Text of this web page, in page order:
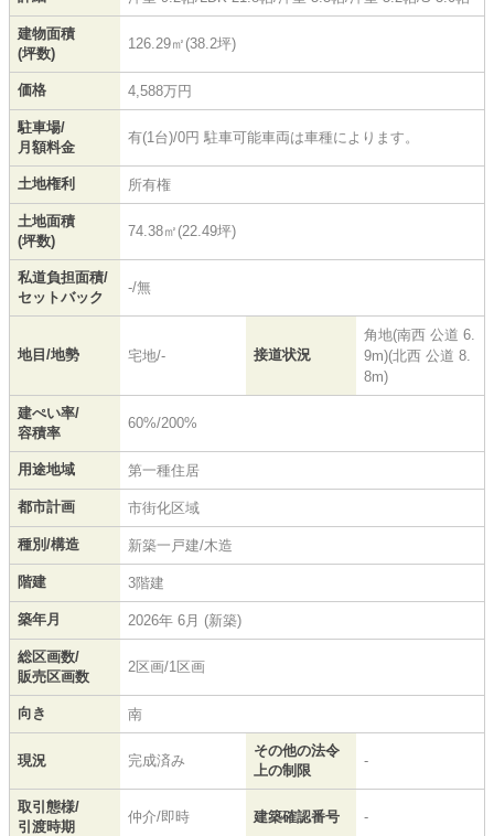
建物面積
(坪数)
126.29㎡(38.2坪)
価格 4,588万円
駐車場/
月額料金
有(1台)/0円 駐車可能車両は車種によります。
土地権利 所有権
土地面積
(坪数)
74.38㎡(22.49坪)
私道負担面積/
セットバック
-/無
地目/地勢 宅地/- 接道状況
角地(南西 公道 6.
9m)(北西 公道 8.
8m)
建ぺい率/
容積率
60%/200%
用途地域 第一種住居
都市計画 市街化区域
種別/構造 新築一戸建/木造
階建 3階建
築年月 2026年 6月 (新築)
総区画数/
販売区画数
2区画/1区画
向き 南
現況 完成済み
その他の法令
上の制限
-
取引態様/
引渡時期
仲介/即時 建築確認番号 -